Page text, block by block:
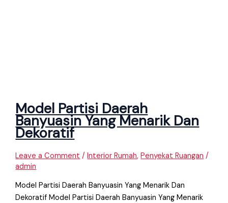
Model Partisi Daerah
Banyuasin Yang Menarik Dan
Dekoratif
Leave a Comment /Interior Rumah,Penyekat Ruangan /
admin
Model Partisi Daerah Banyuasin Yang Menarik Dan
Dekoratif Model Partisi Daerah Banyuasin Yang Menarik